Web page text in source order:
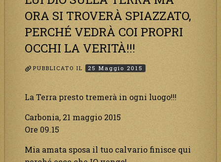
ORA SI TROVERÀ SPIAZZATO,
PERCHÉ VEDRÀ COI PROPRI
OCCHI LA VERITÀ!!!
PUBBLICATO IL 25 Maggio 2015
La Terra presto tremerà in ogni luogo!!!
Carbonia, 21 maggio 2015
Ore 09.15
Mia amata sposa il tuo calvario finisce qui